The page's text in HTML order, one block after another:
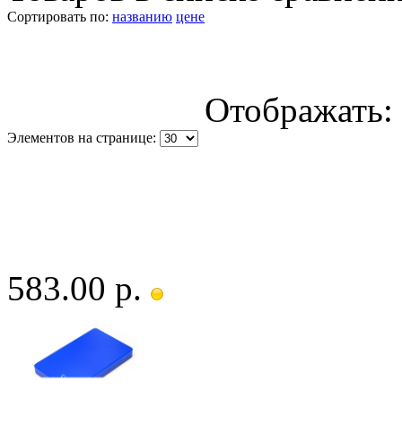
Сортировать по: названию цене
Отображать:
Элементов на странице:
583.00 р.